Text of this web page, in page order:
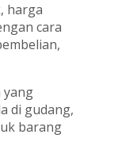
harga
cara
yang
di gudang,
barang